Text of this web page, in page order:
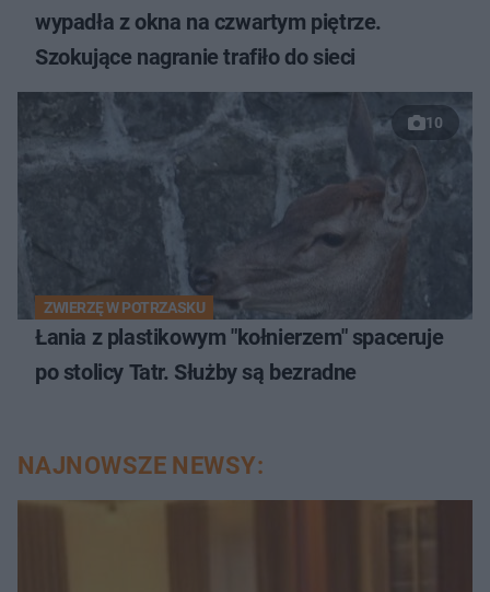
wypadła z okna na czwartym piętrze.
Szokujące nagranie trafiło do sieci
10
ZWIERZĘ W POTRZASKU
Łania z plastikowym "kołnierzem" spaceruje
po stolicy Tatr. Służby są bezradne
NAJNOWSZE NEWSY: